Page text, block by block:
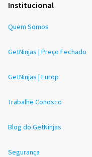
Institucional
Quem Somos
GetNinjas | Preço Fechado
GetNinjas | Europ
Trabalhe Conosco
Blog do GetNinjas
Segurança